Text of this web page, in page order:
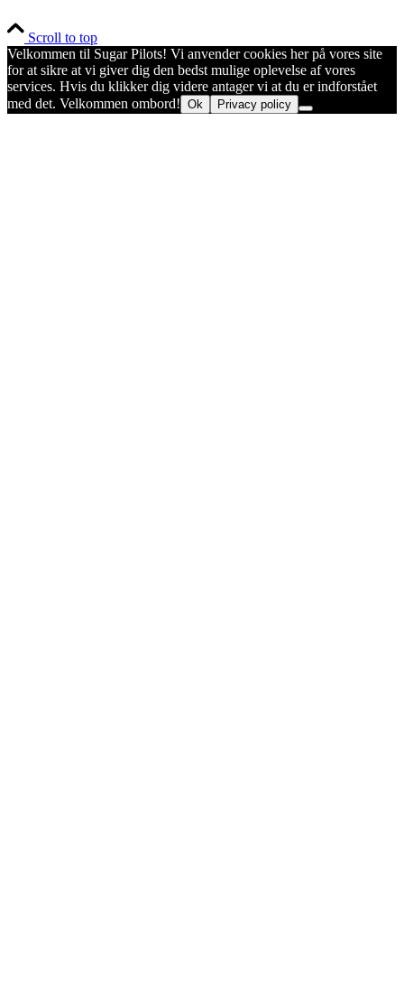
Scroll to top
Velkommen til Sugar Pilots! Vi anvender cookies her på vores site
for at sikre at vi giver dig den bedst mulige oplevelse af vores
services. Hvis du klikker dig videre antager vi at du er indforstået
med det. Velkommen ombord! Ok Privacy policy